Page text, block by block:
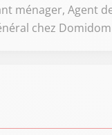
ménager, Agent
chez Domidom